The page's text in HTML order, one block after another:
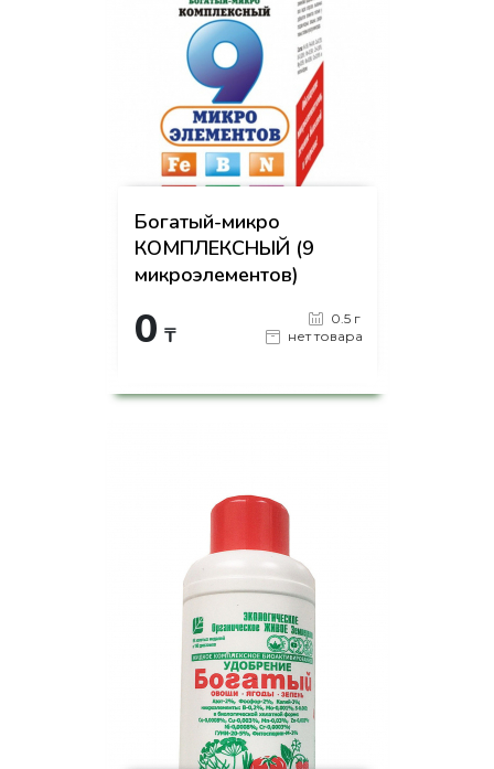
Богатый-микро
КОМПЛЕКСНЫЙ (9
микроэлементов)
0 ₸
0.5 г
нет товара